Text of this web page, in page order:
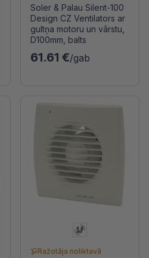
Soler & Palau Silent-100
Design CZ Ventilators ar
gultņa motoru un vārstu,
D100mm, balts
61.61 €/gab
Ražotāja noliktavā